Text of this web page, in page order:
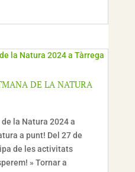
DE LA NATURA
la Natura 2024 a
a punt! Del 27 de
de les activitats
» Tornar a